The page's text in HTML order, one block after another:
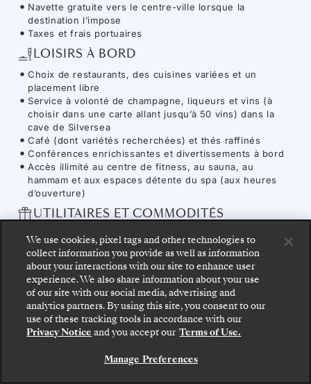
Navette gratuite vers le centre-ville lorsque la
destination l’impose
Taxes et frais portuaires
LOISIRS À BORD
Choix de restaurants, des cuisines variées et un
placement libre
Service à volonté de champagne, liqueurs et vins (à
choisir dans une carte allant jusqu’à 50 vins) dans la
cave de Silversea
Café (dont variétés recherchées) et thés raffinés
Conférences enrichissantes et divertissements à bord
Accès illimité au centre de fitness, au sauna, au
hammam et aux espaces détente du spa (aux heures
d’ouverture)
UTILITAIRES ET COMMODITÉS
Accès Internet illimité
Service compris
Navire-Silver
Endeavour
Montez à bord : choisissez votre suite et consultez
les tarifs et les prestations incluses avant de
confirmer votre voyage avec Silversea en toute
sécurité.
RÉSERVEZ VOTRE SUITE
We use cookies, pixel tags and other technologies to
collect information you provide as well as information
about your interactions with our site to enhance user
experience. We also share information about your use
of our site with our social media, advertising and
analytics partners. By using this site, you consent to our
use of these tracking tools in accordance with our
Privacy Notice and you accept our Terms of Use.
Manage Preferences